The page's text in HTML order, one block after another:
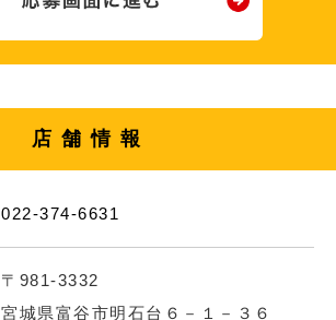
店舗情報
022-374-6631
〒981-3332
宮城県富谷市明石台６－１－３６